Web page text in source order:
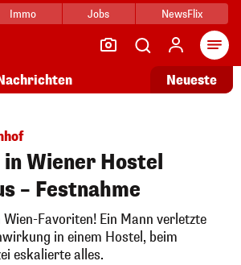
Immo Jobs NewsFlix
Neueste
Wiener Hostel
– Festnahme
Favoriten! Ein Mann verletzte
in einem Hostel, beim
eskalierte alles.